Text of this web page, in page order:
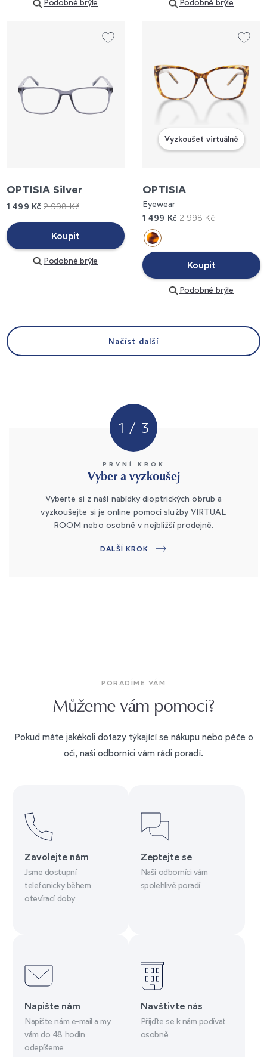
Podobné brýle Podobné brýle
OPTISIA Silver
1 499 Kč2 998 Kč
Koupit
Podobné brýle
Vyzkoušet virtuálně
OPTISIA
Eyewear
1 499 Kč 2 998 Kč
Koupit
Podobné brýle
Načíst další
1 / 3
PRVNÍ KROK
Vyber a vyzkoušej
Vyberte si z naší nabídky dioptrických obrub a
vyzkoušejte si je online pomocí služby VIRTUAL
ROOM nebo osobně v nejbližší prodejně.
DALŠÍ KROK
PORADÍME VÁM
Můžeme vám pomoci?
Pokud máte jakékoli dotazy týkající se nákupu nebo péče o
oči, naši odborníci vám rádi poradí.
Zavolejte nám
Jsme dostupní
telefonicky během
otevírací doby
Zeptejte se
Naši odborníci vám
spolehlivě poradí
Napište nám
Napište nám e-mail a my
vám do 48 hodin
odepíšeme
Navštivte nás
Přijďte se k nám podívat
osobně